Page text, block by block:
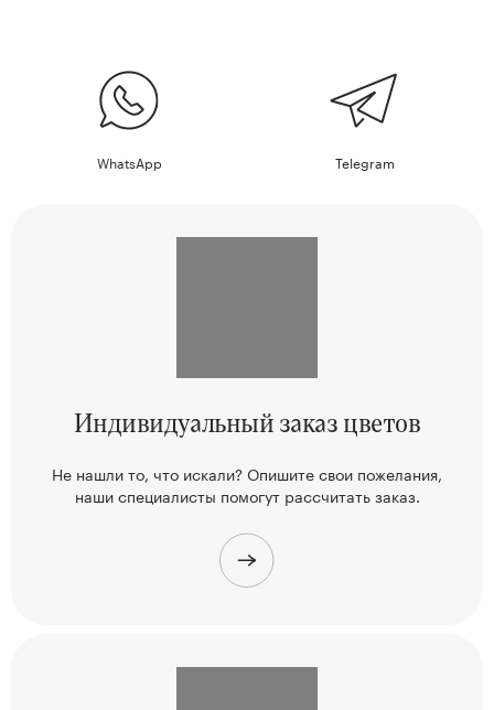
WhatsApp Telegram
Индивидуальныйзаказ цветов
Не нашли то, что искали? Опишите свои пожелания,
нашиспециалисты помогут рассчитать заказ.